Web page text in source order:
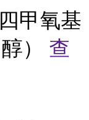
甲氧基
） 查